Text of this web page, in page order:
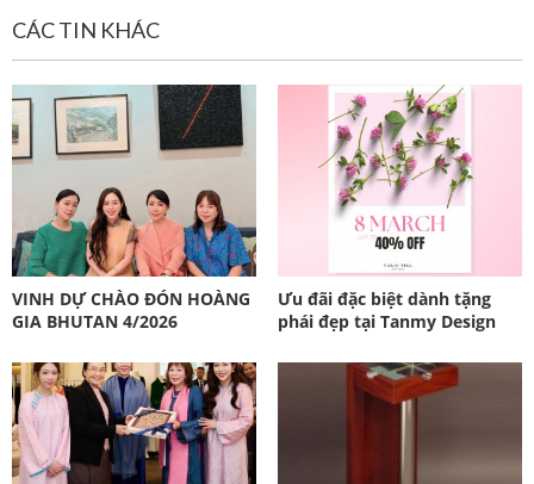
CÁC TIN KHÁC
VINH DỰ CHÀO ĐÓN HOÀNG
GIA BHUTAN 4/2026
Ưu đãi đặc biệt dành tặng
phái đẹp tại Tanmy Design